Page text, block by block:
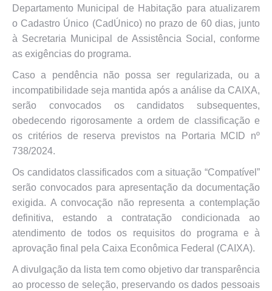
Departamento Municipal de Habitação para atualizarem
o Cadastro Único (CadÚnico) no prazo de 60 dias, junto
à Secretaria Municipal de Assistência Social, conforme
as exigências do programa.
Caso a pendência não possa ser regularizada, ou a
incompatibilidade seja mantida após a análise da CAIXA,
serão convocados os candidatos subsequentes,
obedecendo rigorosamente a ordem de classificação e
os critérios de reserva previstos na Portaria MCID nº
738/2024.
Os candidatos classificados com a situação “Compatível”
serão convocados para apresentação da documentação
exigida. A convocação não representa a contemplação
definitiva, estando a contratação condicionada ao
atendimento de todos os requisitos do programa e à
aprovação final pela Caixa Econômica Federal (CAIXA).
A divulgação da lista tem como objetivo dar transparência
ao processo de seleção, preservando os dados pessoais